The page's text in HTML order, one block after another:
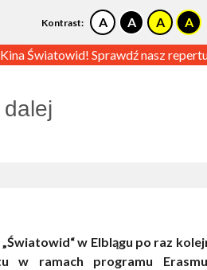
Kontrast:
Światowid! Sprawdź nasz
w Elblągu po raz
w ramach programu